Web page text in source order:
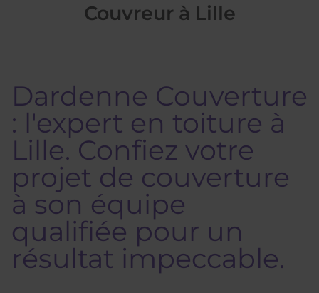
Couvreur à Lille
Dardenne Couverture
: l'expert en toiture à
Lille. Confiez votre
projet de couverture
à son équipe
qualifiée pour un
résultat impeccable.